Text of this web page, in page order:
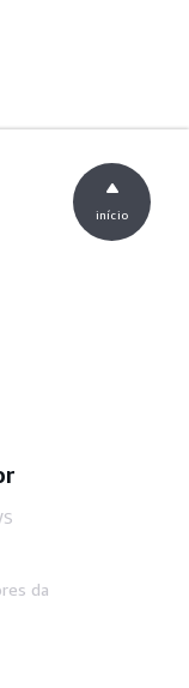
da
início